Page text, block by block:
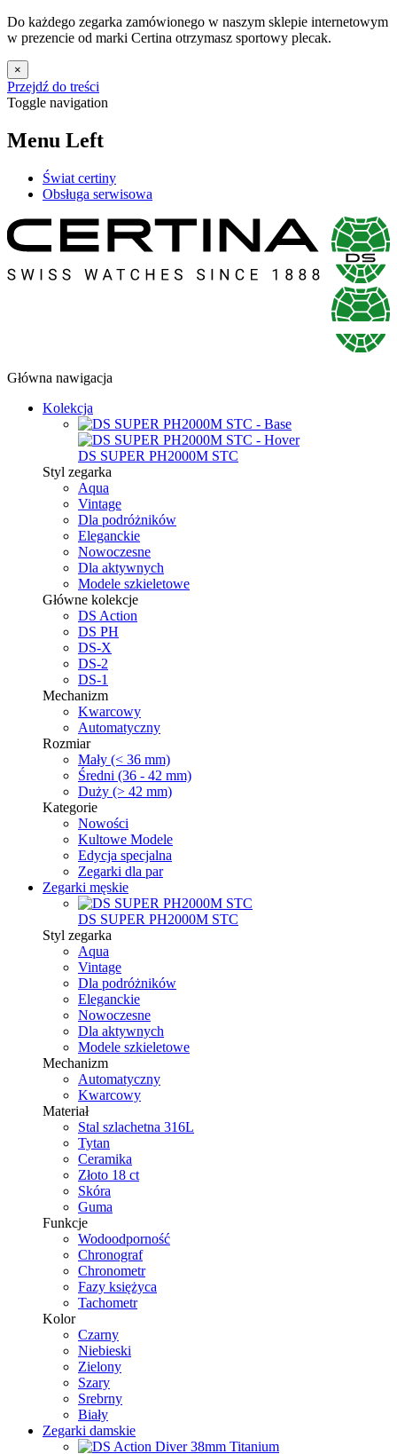
Do każdego zegarka zamówionego w naszym sklepie internetowym
w prezencie od marki Certina otrzymasz sportowy plecak.
×
Przejdź do treści
Toggle navigation
Menu Left
Świat certiny
Obsługa serwisowa
Główna nawigacja
Kolekcja
DS SUPER PH2000M STC
Styl zegarka
Aqua
Vintage
Dla podróżników
Eleganckie
Nowoczesne
Dla aktywnych
Modele szkieletowe
Główne kolekcje
DS Action
DS PH
DS-X
DS-2
DS-1
Mechanizm
Kwarcowy
Automatyczny
Rozmiar
Mały (< 36 mm)
Średni (36 - 42 mm)
Duży (> 42 mm)
Kategorie
Nowości
Kultowe Modele
Edycja specjalna
Zegarki dla par
Zegarki męskie
DS SUPER PH2000M STC
Styl zegarka
Aqua
Vintage
Dla podróżników
Eleganckie
Nowoczesne
Dla aktywnych
Modele szkieletowe
Mechanizm
Automatyczny
Kwarcowy
Materiał
Stal szlachetna 316L
Tytan
Ceramika
Złoto 18 ct
Skóra
Guma
Funkcje
Wodoodporność
Chronograf
Chronometr
Fazy księżyca
Tachometr
Kolor
Czarny
Niebieski
Zielony
Szary
Srebrny
Biały
Zegarki damskie